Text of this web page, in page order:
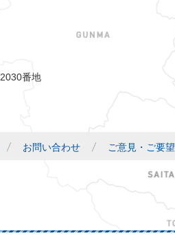
番地
お問い合わせ ご意見・ご要望